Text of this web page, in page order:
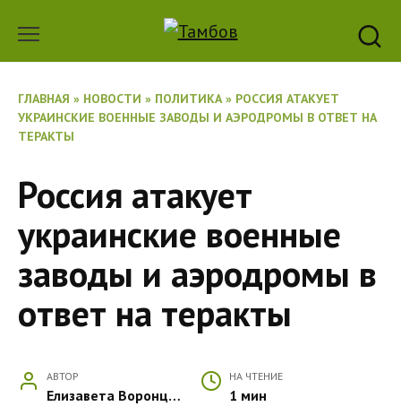
содержанию
ГЛАВНАЯ » НОВОСТИ » ПОЛИТИКА» РОССИЯ АТАКУЕТ
УКРАИНСКИЕ ВОЕННЫЕ ЗАВОДЫ И АЭРОДРОМЫ В ОТВЕТ НА
ТЕРАКТЫ
Россия атакует
украинские военные
заводы и аэродромы в
ответ на теракты
АВТОР
Елизавета Воронцова
НА ЧТЕНИЕ
1 мин